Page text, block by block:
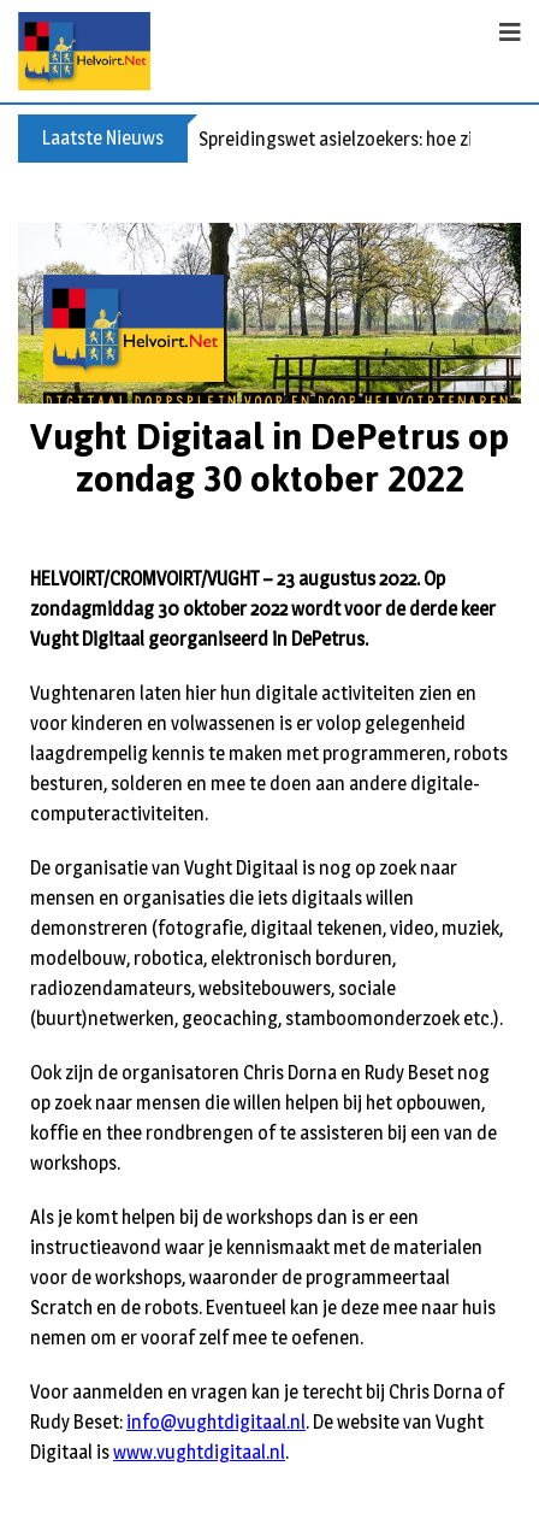
Laatste Nieuws Bericht voor de leden van Vereniging 55+
Vught Digitaal in DePetrus op
zondag 30 oktober 2022
HELVOIRT/CROMVOIRT/VUGHT – 23 augustus 2022. Op
zondagmiddag 30 oktober 2022 wordt voor de derde keer
Vught Digitaal georganiseerd in DePetrus.
Vughtenaren laten hier hun digitale activiteiten zien en
voor kinderen en volwassenen is er volop gelegenheid
laagdrempelig kennis te maken met programmeren, robots
besturen, solderen en mee te doen aan andere digitale-
computeractiviteiten.
De organisatie van Vught Digitaal is nog op zoek naar
mensen en organisaties die iets digitaals willen
demonstreren (fotografie, digitaal tekenen, video, muziek,
modelbouw, robotica, elektronisch borduren,
radiozendamateurs, websitebouwers, sociale
(buurt)netwerken, geocaching, stamboomonderzoek etc.).
Ook zijn de organisatoren Chris Dorna en Rudy Beset nog
op zoek naar mensen die willen helpen bij het opbouwen,
koffie en thee rondbrengen of te assisteren bij een van de
workshops.
Als je komt helpen bij de workshops dan is er een
instructieavond waar je kennismaakt met de materialen
voor de workshops, waaronder de programmeertaal
Scratch en de robots. Eventueel kan je deze mee naar huis
nemen om er vooraf zelf mee te oefenen.
Voor aanmelden en vragen kan je terecht bij Chris Dorna of
Rudy Beset: info@vughtdigitaal.nl. De website van Vught
Digitaal iswww.vughtdigitaal.nl.